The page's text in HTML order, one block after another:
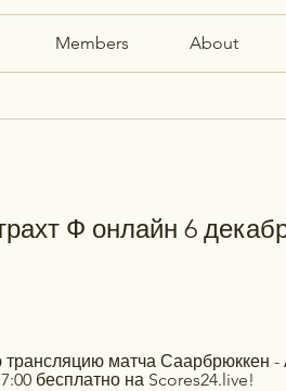
Members About
Ф онлайн 6
матча Саарбрюккен -
бесплатно на Scores24.live!